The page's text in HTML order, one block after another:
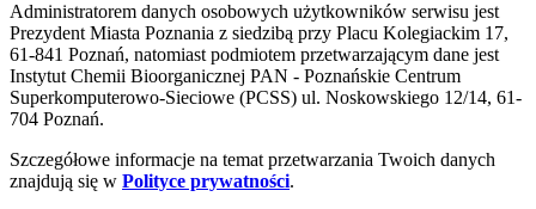
Administratorem danych osobowych użytkowników serwisu jest
Prezydent Miasta Poznania z siedzibą przy Placu Kolegiackim 17,
61-841 Poznań, natomiast podmiotem przetwarzającym dane jest
Instytut Chemii Bioorganicznej PAN - Poznańskie Centrum
Superkomputerowo-Sieciowe (PCSS) ul. Noskowskiego 12/14, 61-
704 Poznań.
Szczegółowe informacje na temat przetwarzania Twoich danych
znajdują się w Polityce prywatności.